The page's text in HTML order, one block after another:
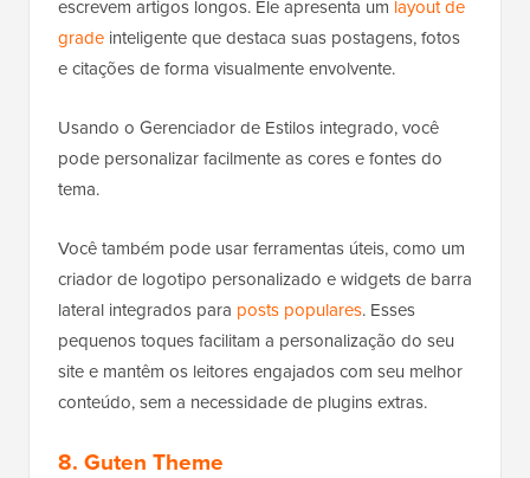
escrevem artigos longos. Ele apresenta um layout de
grade inteligente que destaca suas postagens, fotos
e citações de forma visualmente envolvente.
Usando o Gerenciador de Estilos integrado, você
pode personalizar facilmente as cores e fontes do
tema.
Você também pode usar ferramentas úteis, como um
criador de logotipo personalizado e widgets de barra
lateral integrados para posts populares. Esses
pequenos toques facilitam a personalização do seu
site e mantêm os leitores engajados com seu melhor
conteúdo, sem a necessidade de plugins extras.
8. Guten Theme